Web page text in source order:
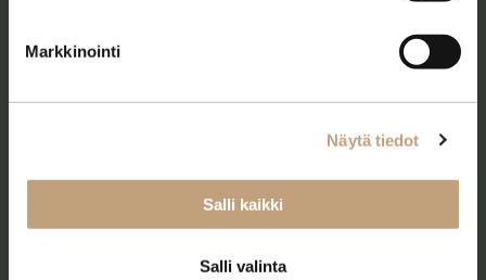
Markkinointi
Näytä tiedot
Salli kaikki
Salli valinta